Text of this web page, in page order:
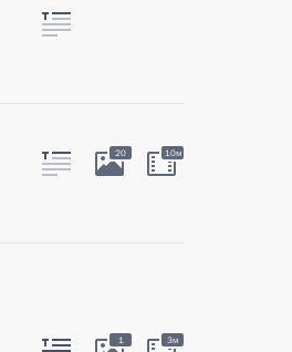
20 10м
1 3м